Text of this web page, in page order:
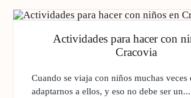
Actividades para hacer con
Cracovia
Cuando se viaja con niños muchas veces
adaptarnos a ellos, y eso no debe ser un...